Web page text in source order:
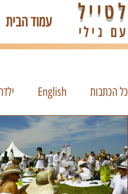
עמוד הבית לטייל
עם גילי
כל הכתבות English